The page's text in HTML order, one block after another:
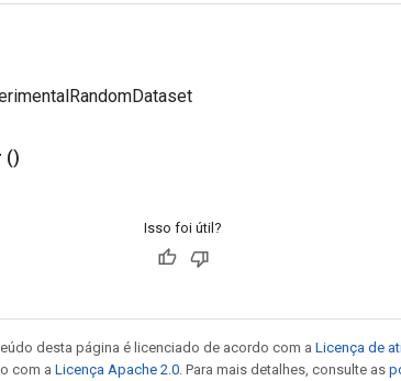
()
Isso foi útil?
desta página é licenciado de acordo com a Licença de
com a Licença Apache 2.0 . Para mais detalhes, consulte as